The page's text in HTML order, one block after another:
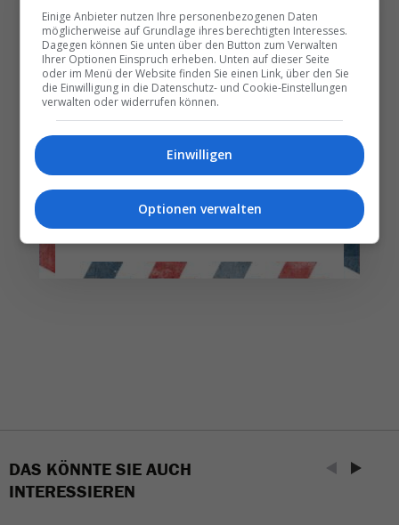
Die wichtigsten und
besten News direkt in
Ihr E‑Mail-Postfach
Täglich oder wöchentlich, mit mehr Insights oder
weniger. Bei Travel­news haben Sie die Wahl.
NEWSLETTER ENTDECKEN
DAS KÖNNTE SIE AUCH
INTERESSIEREN
Einige Anbieter nutzen Ihre personenbezogenen Daten
möglicherweise auf Grundlage ihres berechtigten Interesses.
Dagegen können Sie unten über den Button zum Verwalten
Ihrer Optionen Einspruch erheben. Unten auf dieser Seite
oder im Menü der Website finden Sie einen Link, über den Sie
die Einwilligung in die Datenschutz- und Cookie-Einstellungen
verwalten oder widerrufen können.
Einwilligen
Optionen verwalten